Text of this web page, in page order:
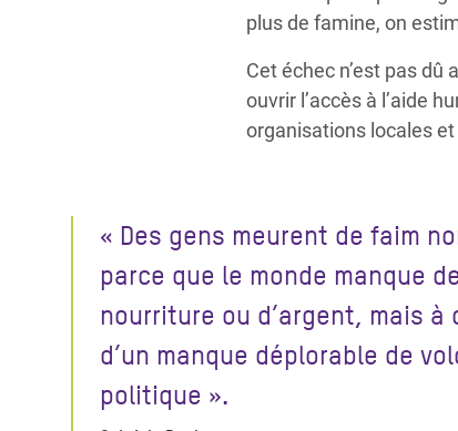
plus de famine, on
Cet échec n’est pas
ouvrir l’accès à l’aide
organisations locales
« Des gens meurent de faim
parce que le monde manque
nourriture ou d’argent, mais à
d’un manque déplorable de
politique ».